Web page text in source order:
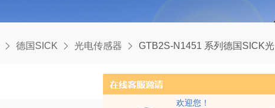
欢迎您！
德国SICK 光电传感器 GTB2S-N1451 系列德国SICK光电传感器G2系列适用于狭窄空间